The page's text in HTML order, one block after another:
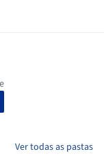
Ver todas as pastas